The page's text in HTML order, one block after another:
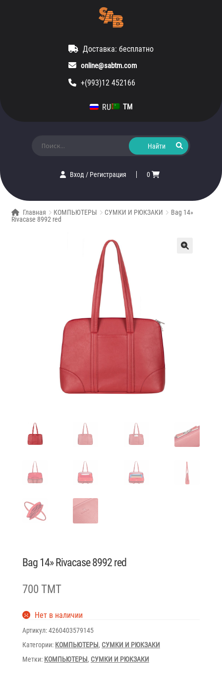
Доставка: бесплатно
online@sabtm.com
+(993)12 452166
RU TM
Вход/ Регистрация 0
Главная КОМПЬЮТЕРЫ СУМКИ И РЮКЗАКИ
Bag 14»
Rivacase 8992 red
Bag 14» Rivacase 8992 red
700 TMT
Нет в наличии
Артикул:4260403579145
Категории: КОМПЬЮТЕРЫ, СУМКИ И РЮКЗАКИ
Метки: КОМПЬЮТЕРЫ, СУМКИ И РЮКЗАКИ